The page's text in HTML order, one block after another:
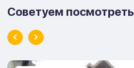
Советуем посмотреть